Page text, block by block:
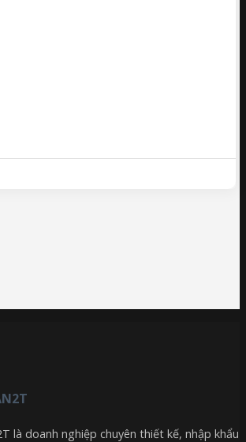
là doanh nghiệp chuyên thiết kế, nhập khẩu